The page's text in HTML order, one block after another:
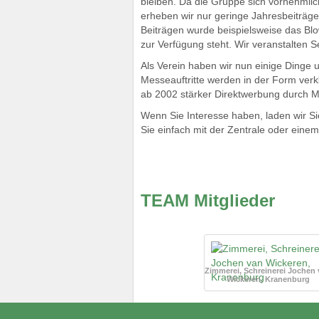
erheben wir nur geringe
Beiträgen wurde beispielsweise das
zur Verfügung steht. Wir veranstalten
Als Verein haben wir nun einige Dinge
Messeauftritte werden in der Form
ab 2002 stärker Direktwerbung durch
Wenn Sie Interesse haben, laden wir
Sie einfach mit der Zentrale oder
TEAM Mitglieder
Zimmerei, Schreinerei Jochen
Wickeren, Kranenburg